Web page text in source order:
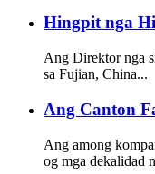
Hingpit nga
Ang Direktor nga
sa Fujian, China...
Ang Canton
Ang among
og mga dekalidad